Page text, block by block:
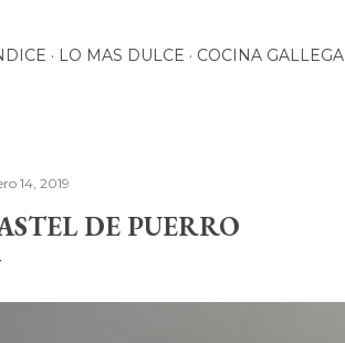
LO MAS DULCE COCINA GALLEGA
14, 2019
DE PUERRO